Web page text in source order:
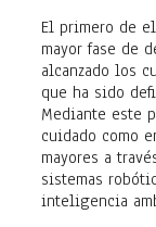
El primero de
mayor fase de
alcanzado los
que ha sido
Mediante este
cuidado como
mayores a
sistemas
inteligencia